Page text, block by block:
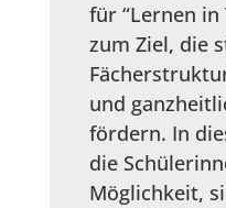
für “Lernen in
zum Ziel, die
und
fördern. In
die
Möglichkeit,